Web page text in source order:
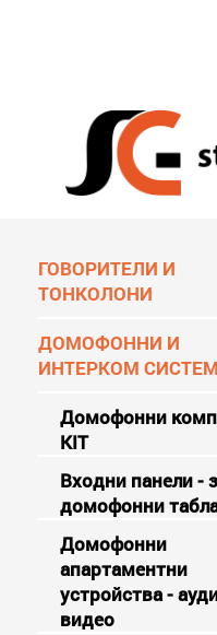
ГОВОРИТЕЛИ И
ТОНКОЛОНИ
ДОМОФОННИ И
ИНТЕРКОМ
Домофонни
KIT
Входни панели -
домофонни
Домофонни
апартаментни
устройства -
видео